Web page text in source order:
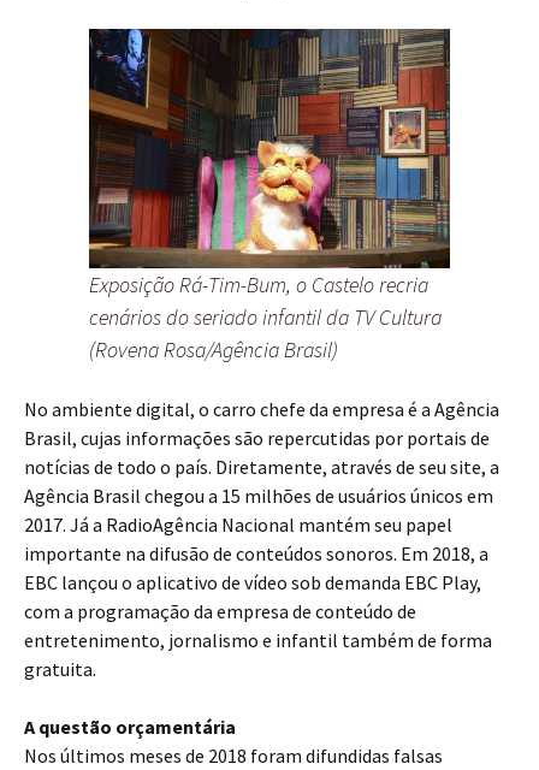
Exposição Rá-Tim-Bum, o Castelo recria
cenários do seriado infantil da TV Cultura
(Rovena Rosa/Agência Brasil)
No ambiente digital, o carro chefe da empresa é a Agência
Brasil, cujas informações são repercutidas por portais de
notícias de todo o país. Diretamente, através de seu site, a
Agência Brasil chegou a 15 milhões de usuários únicos em
2017. Já a RadioAgência Nacional mantém seu papel
importante na difusão de conteúdos sonoros. Em 2018, a
EBC lançou o aplicativo de vídeo sob demanda EBC Play,
com a programação da empresa de conteúdo de
entretenimento, jornalismo e infantil também de forma
gratuita.
A questão orçamentária
Nos últimos meses de 2018 foram difundidas falsas